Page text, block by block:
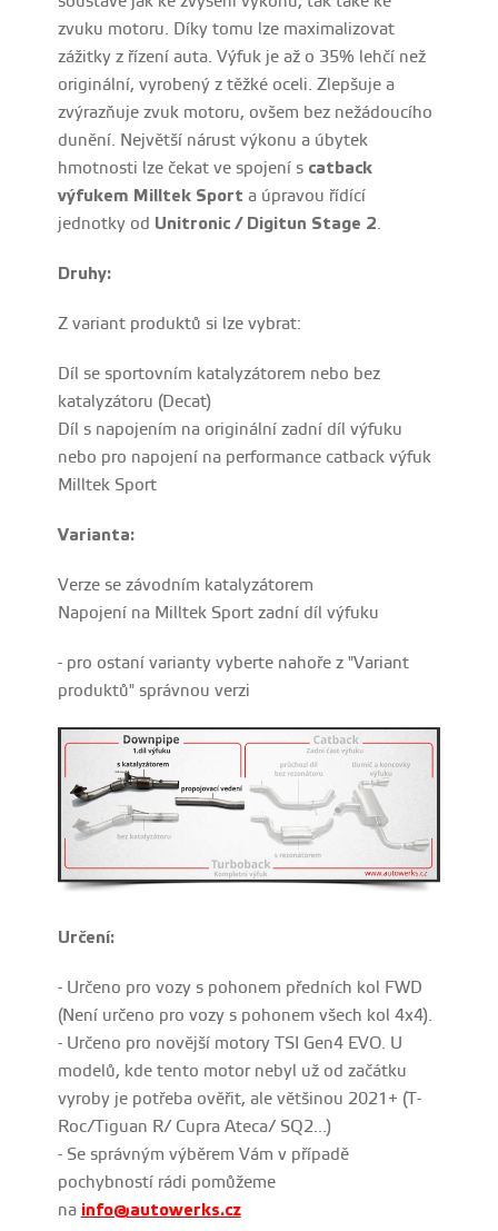
zvuku motoru. Díky tomu lze maximalizovat
zážitky z řízení auta. Výfuk je až o 35% lehčí než
originální, vyrobený z těžké oceli. Zlepšuje a
zvýrazňuje zvuk motoru, ovšem bez nežádoucího
dunění. Největší nárust výkonu a úbytek
hmotnosti lze čekat ve spojení s catback
výfukem Milltek Sport a úpravou řídící
jednotky od Unitronic / Digitun Stage 2.
Druhy:
Z variant produktů si lze vybrat:
Díl se sportovním katalyzátorem nebo bez
katalyzátoru (Decat)
Díl s napojením na originální zadní díl výfuku
nebo pro napojení na performance catback výfuk
Milltek Sport
Varianta:
Verze se závodním katalyzátorem
Napojení na Milltek Sportzadní díl výfuku
- pro ostaní varianty vyberte nahoře z "Variant
produktů" správnou verzi
Určení:
- Určeno pro vozy s pohonem předních kol FWD
(Není určeno pro vozy s pohonem všech kol 4x4).
- Určeno pro novější motory TSI Gen4 EVO. U
modelů, kde tento motor nebyl už od začátku
vyroby je potřeba ověřit, ale většinou 2021+ (T-
Roc/Tiguan R/ Cupra Ateca/ SQ2...)
- Se správným výběrem Vám v případě
pochybností rádi pomůžeme
na info@autowerks.cz